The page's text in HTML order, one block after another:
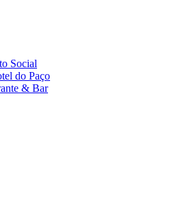
Social
do Paço
& Bar